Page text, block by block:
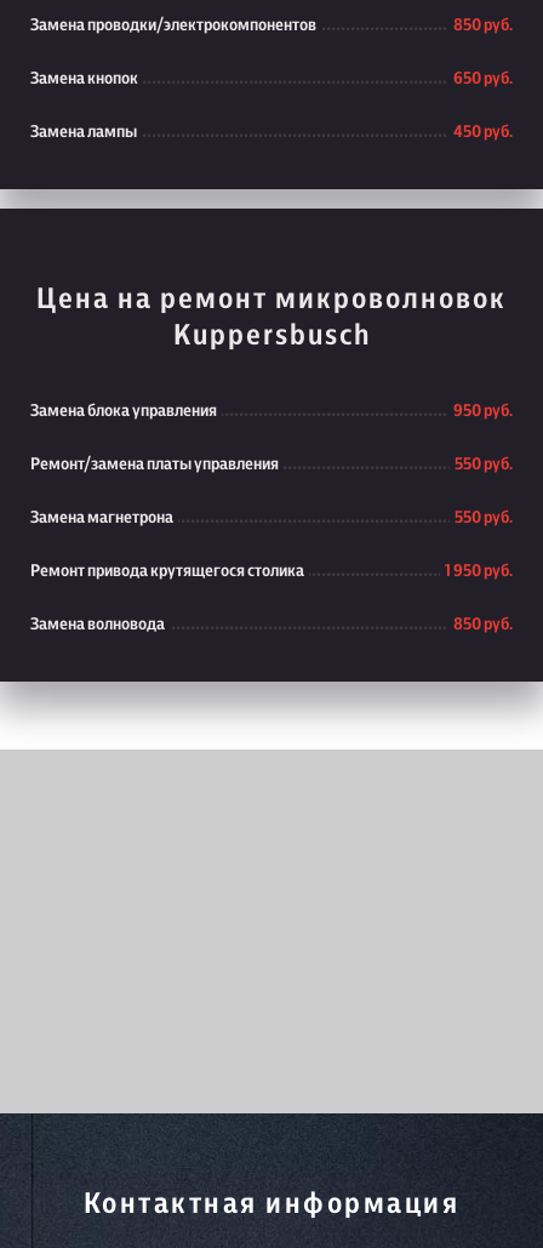
Замена проводки/электрокомпонентов 850 руб.
Замена кнопок 650 руб.
Замена лампы 450 руб.
Цена на ремонт микроволновок
Kuppersbusch
Замена блока управления 950 руб.
Ремонт/замена платы управления 550 руб.
Замена магнетрона 550 руб.
Ремонт привода крутящегося столика 1 950 руб.
Замена волновода 850 руб.
Контактная информация